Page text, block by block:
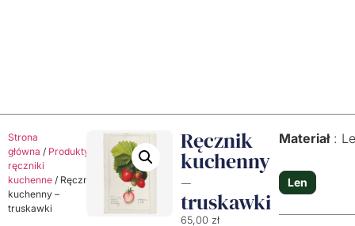
Strona
główna / Produkty
Lniane
ręczniki
kuchenne / Ręcznik
kuchenny –
truskawki
Ręcznik
kuchenny
–
truskawki
65,00 zł
Materiał
Len